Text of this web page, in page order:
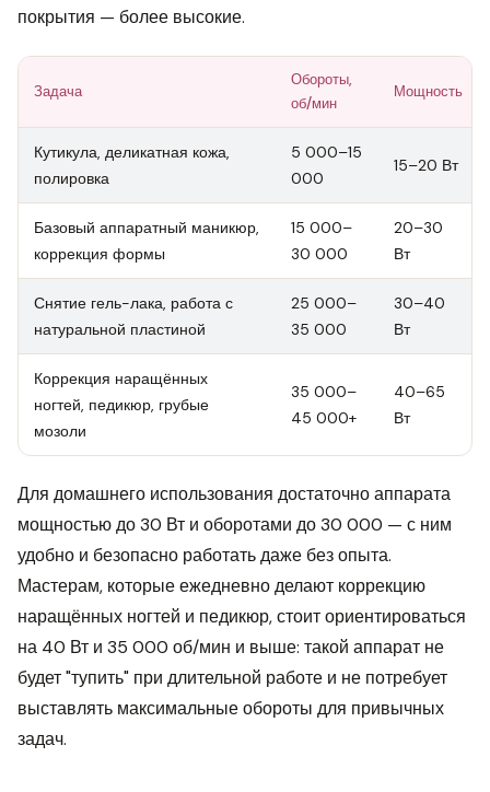
покрытия — более высокие.
Задача
Обороты,
об/мин
Мощность
Кутикула, деликатная кожа,
полировка
5 000–15
000
15–20 Вт
Базовый аппаратный маникюр,
коррекция формы
15 000–
30 000
20–30
Вт
Снятие гель-лака, работа с
натуральной пластиной
25 000–
35 000
30–40
Вт
Коррекция наращённых
ногтей, педикюр, грубые
мозоли
35 000–
45 000+
40–65
Вт
Для домашнего использования достаточно аппарата
мощностью до 30 Вт и оборотами до 30 000 — с ним
удобно и безопасно работать даже без опыта.
Мастерам, которые ежедневно делают коррекцию
наращённых ногтей и педикюр, стоит ориентироваться
на 40 Вт и 35 000 об/мин и выше: такой аппарат не
будет "тупить" при длительной работе и не потребует
выставлять максимальные обороты для привычных
задач.